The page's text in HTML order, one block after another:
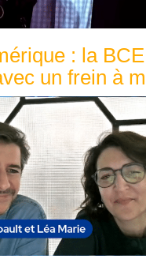
: la BCE
un frein à